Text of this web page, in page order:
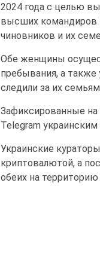
2024 года с целью
высших командиров
чиновников и их
Обе женщины
пребывания, а
следили за их
Зафиксированные
Telegram
Украинские
криптовалютой, а
обеих на